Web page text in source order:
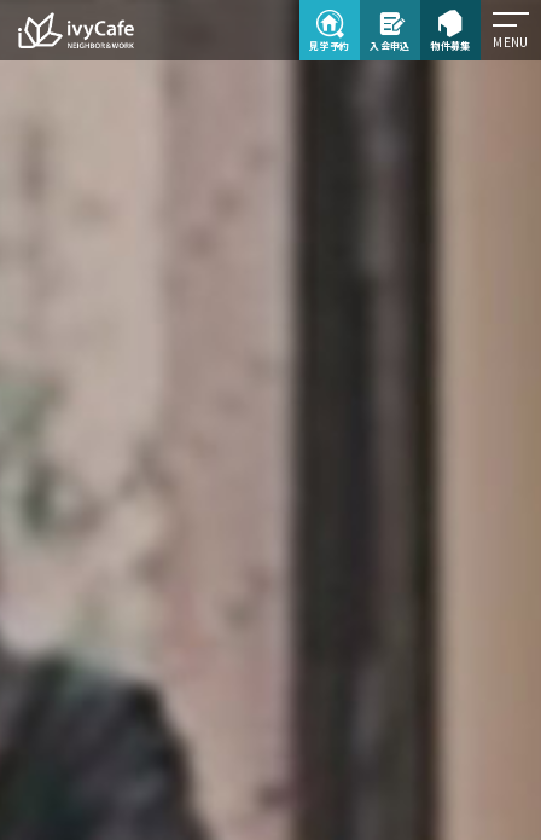
MENU
見学予約 入会申込 物件募集